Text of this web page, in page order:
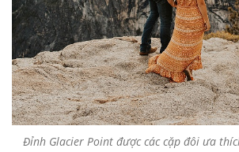
Đỉnh Glacier Point được các cặp đôi ưa